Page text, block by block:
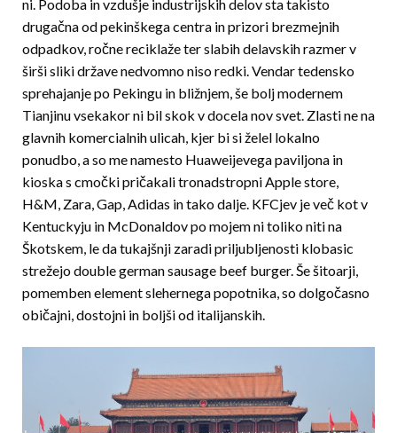
ni. Podoba in vzdušje industrijskih delov sta takisto
drugačna od pekinškega centra in prizori brezmejnih
odpadkov, ročne reciklaže ter slabih delavskih razmer v
širši sliki države nedvomno niso redki. Vendar tedensko
sprehajanje po Pekingu in bližnjem, še bolj modernem
Tianjinu vsekakor ni bil skok v docela nov svet. Zlasti ne na
glavnih komercialnih ulicah, kjer bi si želel lokalno
ponudbo, a so me namesto Huaweijevega paviljona in
kioska s cmočki pričakali tronadstropni Apple store,
H&M, Zara, Gap, Adidas in tako dalje. KFCjev je več kot v
Kentuckyju in McDonaldov po mojem ni toliko niti na
Škotskem, le da tukajšnji zaradi priljubljenosti klobasic
strežejo double german sausage beef burger. Še šitoarji,
pomemben element slehernega popotnika, so dolgočasno
običajni, dostojni in boljši od italijanskih.